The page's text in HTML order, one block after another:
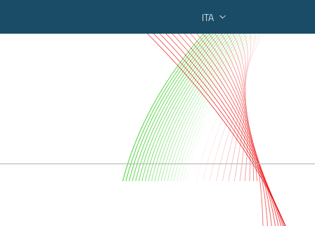
ITA
regionale